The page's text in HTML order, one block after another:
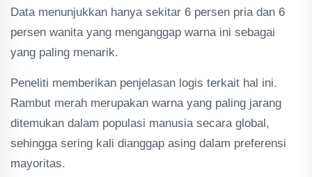
Data menunjukkan hanya sekitar 6 persen pria dan 6
persen wanita yang menganggap warna ini sebagai
yang paling menarik.
Peneliti memberikan penjelasan logis terkait hal ini.
Rambut merah merupakan warna yang paling jarang
ditemukan dalam populasi manusia secara global,
sehingga sering kali dianggap asing dalam preferensi
mayoritas.